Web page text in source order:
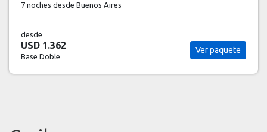
7 noches desde Buenos Aires
desde
USD 1.362
Base Doble
Ver paquete